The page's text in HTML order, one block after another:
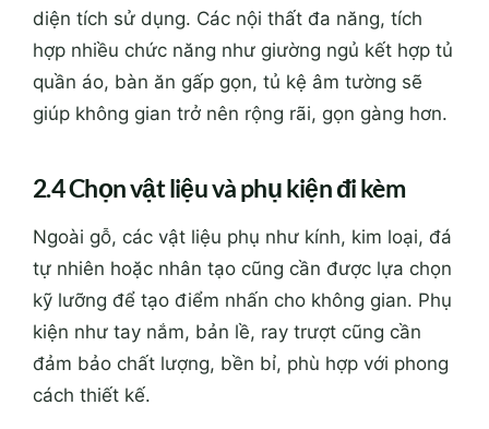
diện tích sử dụng. Các nội thất đa năng, tích
hợp nhiều chức năng như giường ngủ kết hợp tủ
quần áo, bàn ăn gấp gọn, tủ kệ âm tường sẽ
giúp không gian trở nên rộng rãi, gọn gàng hơn.
2.4 Chọn vật liệu và phụ kiện đi kèm
Ngoài gỗ, các vật liệu phụ như kính, kim loại, đá
tự nhiên hoặc nhân tạo cũng cần được lựa chọn
kỹ lưỡng để tạo điểm nhấn cho không gian. Phụ
kiện như tay nắm, bản lề, ray trượt cũng cần
đảm bảo chất lượng, bền bỉ, phù hợp với phong
cách thiết kế.